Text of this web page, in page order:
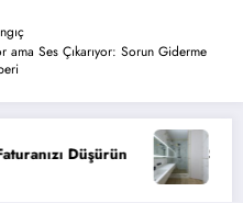
ama Ses Çıkarıyor: Sorun Giderme
(Termosifon) Arıza Belirtileri